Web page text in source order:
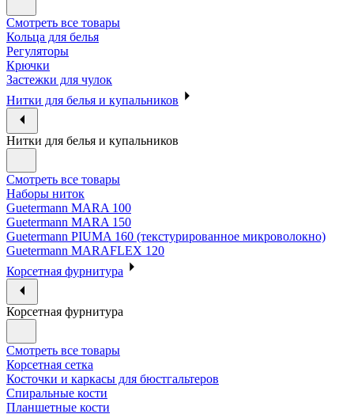
Смотреть все товары
Кольца для белья
Регуляторы
Крючки
Застежки для чулок
Нитки для белья и купальников
Нитки для белья и купальников
Смотреть все товары
Наборы ниток
Guetermann MARA 100
Guetermann MARA 150
Guetermann PIUMA 160 (текстурированное микроволокно)
Guetermann MARAFLEX 120
Корсетная фурнитура
Корсетная фурнитура
Смотреть все товары
Корсетная сетка
Косточки и каркасы для бюстгальтеров
Спиральные кости
Планшетные кости